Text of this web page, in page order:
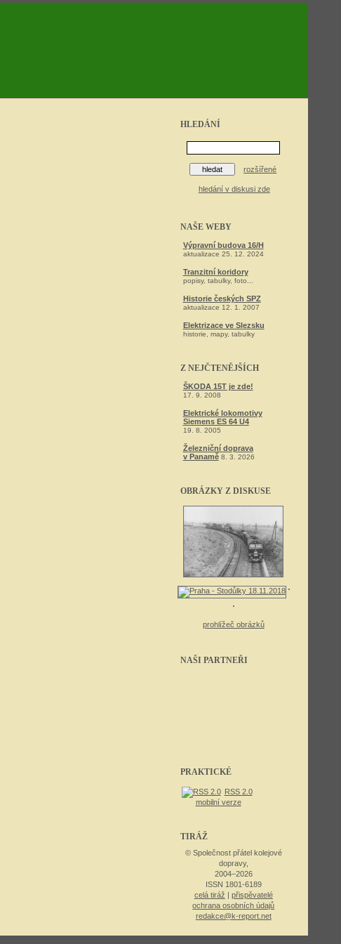
HLEDÁNÍ
rozšířené
hledání v diskusi zde
NAŠE WEBY
Výpravní budova 16/H
aktualizace 25. 12. 2024
Tranzitní koridory
popisy, tabulky, foto...
Historie českých SPZ
aktualizace 12. 1. 2007
Elektrizace ve Slezsku
historie, mapy, tabulky
Z NEJČTENĚJŠÍCH
ŠKODA 15T je zde!
17. 9. 2008
Elektrické lokomotivy
Siemens ES 64 U4
19. 8. 2005
Železniční doprava
v Panamě 8. 3. 2026
OBRÁZKY Z DISKUSE
prohlížeč obrázků
NAŠI PARTNEŘI
PRAKTICKÉ
RSS 2.0
mobilní verze
TIRÁŽ
© Společnost přátel kolejové
dopravy,
2004–2026
ISSN 1801-6189
celá tiráž | přispěvatelé
ochrana osobních údajů
redakce@k-report.net